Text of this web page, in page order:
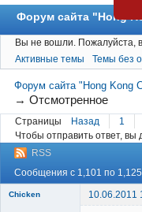
Форум сайта "Hong
Форум
Новости
Пользователи
Поиск
Вы не вошли. Пожалуйста,
Активные темы
Темы без
Форум сайта "Hong Kong
→Отсмотренное
Страницы Назад 1
Чтобы отправить ответ, вы
RSS
Сообщения с 1,101 по
Chicken
10.06.2011